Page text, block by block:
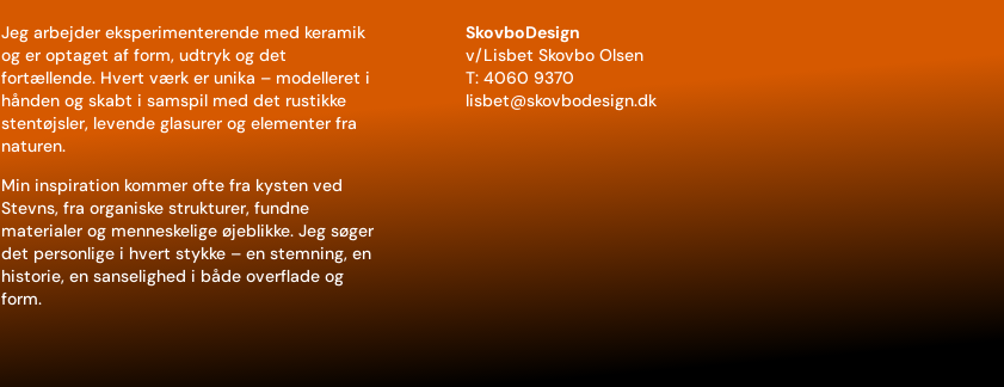
Jeg arbejder eksperimenterende med keramik
og er optaget af form, udtryk og det
fortællende. Hvert værk er unika – modelleret i
hånden og skabt i samspil med det rustikke
stentøjsler, levende glasurer og elementer fra
naturen.
Min inspiration kommer ofte fra kysten ved
Stevns, fra organiske strukturer, fundne
materialer og menneskelige øjeblikke. Jeg søger
det personlige i hvert stykke – en stemning, en
historie, en sanselighed i både overflade og
form.
SkovboDesign
v/Lisbet Skovbo Olsen
T: 4060 9370
lisbet@skovbodesign.dk